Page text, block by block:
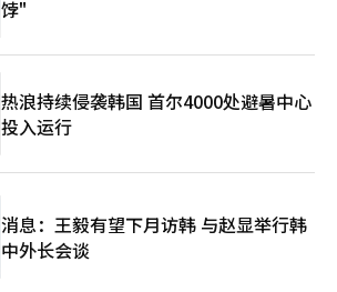
饽"
热浪持续侵袭韩国 首尔4000处避暑中心
投入运行
消息：王毅有望下月访韩 与赵显举行韩
中外长会谈